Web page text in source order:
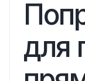
для